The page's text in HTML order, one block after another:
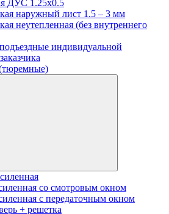
ДУС 1.25х0.5
наружный лист 1.5 – 3 мм
неутепленная (без внутреннего
индивидуальной
со смотровым окном
с передаточным окном
+ решетка